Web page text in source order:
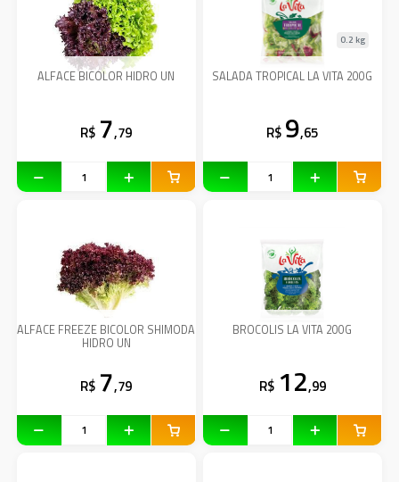
ALFACE BICOLOR HIDRO UN
R$ 7,79
SALADA TROPICAL LA VITA 200G
0.2 kg
R$ 9,65
ALFACE FREEZE BICOLOR SHIMODA
HIDRO UN
R$ 7,79
BROCOLIS LA VITA 200G
R$ 12,99